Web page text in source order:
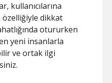
kullanıcılarına
dikkat
otururken
yeni insanlarla
ve ortak ilgi